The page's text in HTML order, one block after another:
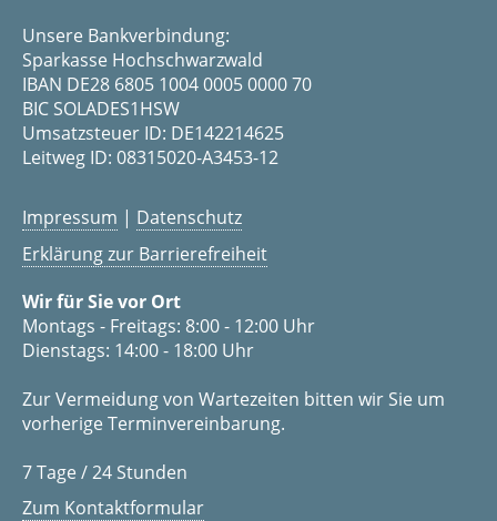
Unsere Bankverbindung:
Sparkasse Hochschwarzwald
IBAN DE28 6805 1004 0005 0000 70
BIC SOLADES1HSW
Umsatzsteuer ID: DE142214625
Leitweg ID: 08315020-A3453-12
Impressum | Datenschutz
Erklärung zur Barrierefreiheit
Wir für Sie vor Ort
Montags - Freitags: 8:00 - 12:00 Uhr
Dienstags: 14:00 - 18:00 Uhr
Zur Vermeidung von Wartezeiten bitten wir Sie um
vorherige Terminvereinbarung.
7 Tage / 24 Stunden
Zum Kontaktformular